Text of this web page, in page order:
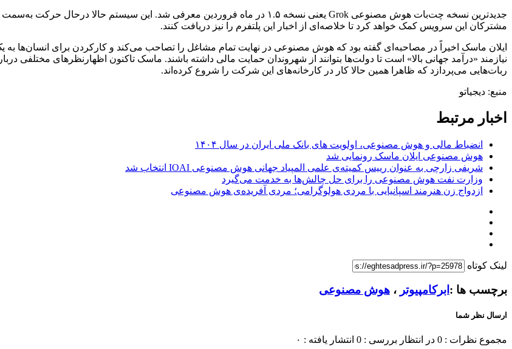
مشترکان این سرویس کمک خواهد کرد تا خلاصه‌ای از اخبار این پلتفرم را نیز دریافت کنند.
ایلان ماسک اخیراً در مصاحبه‌ای گفته بود که هوش مصنوعی در نهایت تمام مشاغل را تصاحب می‌کند و کارکردن برای انسان‌ها به
نیازمند «درآمد جهانی بالا» است تا دولت‌ها بتوانند از شهروندان حمایت مالی داشته باشند. ماسک تاکنون اظهارنظرهای
ربات‌هایی می‌پردازد که ظاهرا همین حالا کار در کارخانه‌های این شرکت را شروع کرده‌اند.
منبع: دیجیاتو
اخبار مرتبط
انضباط مالی و هوش مصنوعی، اولویت های بانک ملی ایران در سال ۱۴۰۴
هوش مصنوعی ایلان ماسک رونمایی شد
شریفی زارچی به عنوان رییس کمیته‌ی علمی المپیاد جهانی هوش مصنوعی IOAI انتخاب شد
وزارت نفت هوش مصنوعی را برای حل چالش‌ها به خدمت می‌گیرد
ازدواج زن هنرمند اسپانیایی با مردی هولوگرامی؛ مردی آفریده‌ی هوش مصنوعی
لینک کوتاه
برچسب ها : ابرکامپیوتر ، هوش مصنوعی
ارسال نظر شما
مجموع نظرات : 0 در انتظار بررسی : 0 انتشار یافته : ۰